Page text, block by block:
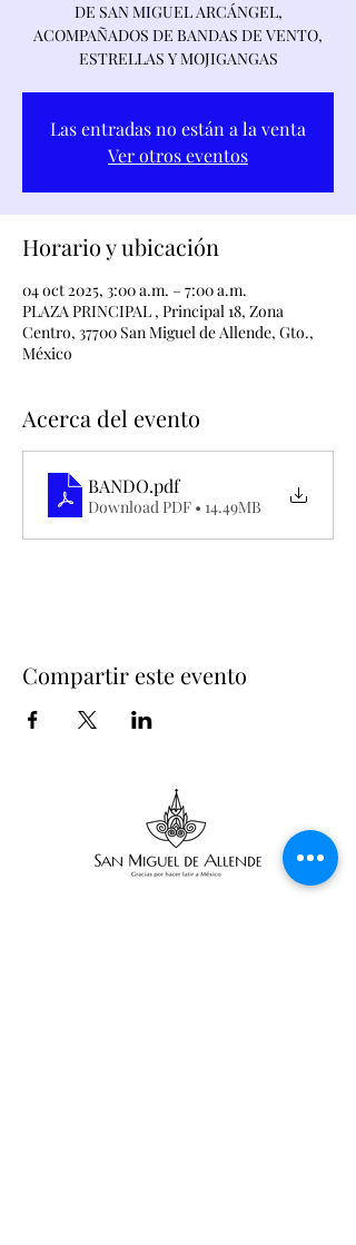
DE SAN MIGUEL ARCÁNGEL,
ACOMPAÑADOS DE BANDAS DE VENTO,
ESTRELLAS Y MOJIGANGAS
Las entradas no están a la venta
Ver otros eventos
Horario y ubicación
04 oct 2025, 3:00 a.m. – 7:00 a.m.
PLAZA PRINCIPAL , Principal 18, Zona
Centro, 37700 San Miguel de Allende, Gto.,
México
Acerca del evento
BANDO.pdf
Download PDF • 14.49MB
Compartir este evento